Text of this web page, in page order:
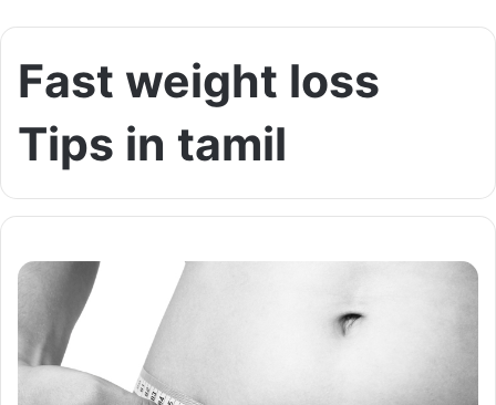
Fast weight loss
Tips in tamil